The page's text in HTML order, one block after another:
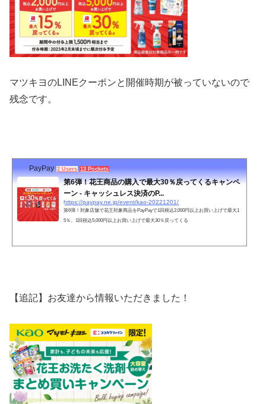
マツキヨのLINEクーポンと開催時期が被っていないので
残念です。
PayPay 2 Users 13 Pockets
第6弾！花王商品の購入で最大30％戻ってくるキャンペ
ーン - キャッシュレス決済のP...
https://paypay.ne.jp/event/kao-20221201/
第6弾！対象店舗で花王対象商品をPayPayで1回税込2,000円以上お買い上げで最大1
5％、1回税込5,000円以上お買い上げで最大30％戻ってくる
【追記】お友達から情報いただきました！